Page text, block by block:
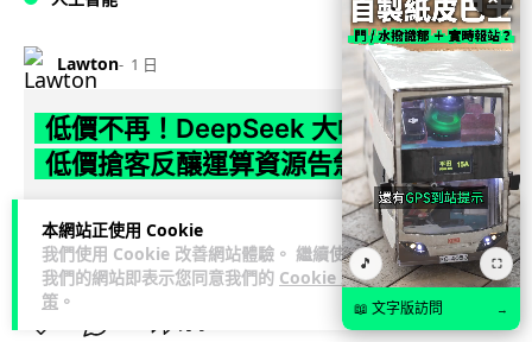
本網站正使用 Cookie
我們使用 Cookie 改善網站體驗。 繼續使用
我們的網站即表示您同意我們的 Cookie 政
策 。
Lawton 1 日
低價不再！DeepSeek 大幅加價在即
低價搶客反釀運算資源告急
DeepSeek 因低價策略掀起需求熱潮，運算資源不勝負荷，官
方於 8 月 6 日宣布即將大幅上調 API 收費，惟未公布具體加
幅。事件與... 閱讀全文 🎵 ⛶
📖 文字版訪問 →